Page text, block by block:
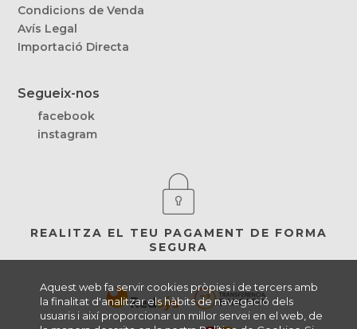
Aquest web fa servir cookies pròpies i de tercers amb
la finalitat d'analitzar els hàbits de navegació dels
usuaris i així proporcionar un millor servei en el web, de
Condicions de Venda
Avís Legal
Importació Directa
Segueix-nos
facebook
instagram
REALITZA EL TEU PAGAMENT DE FORMA
SEGURA